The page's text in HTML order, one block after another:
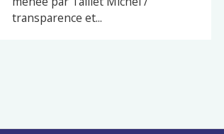
transparence et...